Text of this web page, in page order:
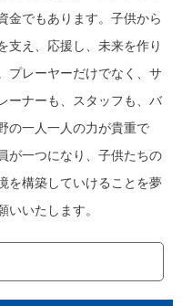
金でもあります。子供から
支え、応援し、未来を作り
プレーヤーだけでなく、サ
ーナーも、スタッフも、バ
の一人一人の力が貴重で
が一つになり、子供たちの
を構築していけることを夢
いいたします。